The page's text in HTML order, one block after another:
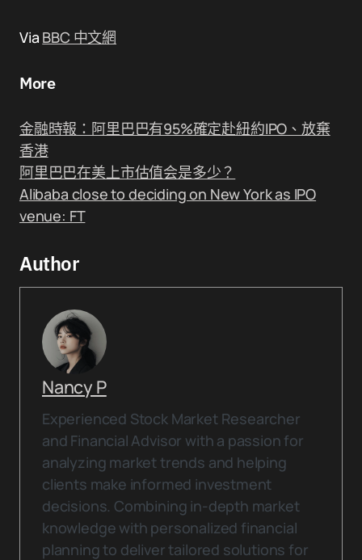
Via BBC 中文網
More
金融時報：阿里巴巴有95%確定赴紐約IPO、放棄
香港
阿里巴巴在美上市估值会是多少？
Alibaba close to deciding on New York as IPO
venue: FT
Author
Nancy P
Experienced Stock Market Researcher
and Financial Advisor with a passion for
analyzing market trends and helping
clients make informed investment
decisions. Combining in-depth market
knowledge with personalized financial
planning to deliver tailored solutions for